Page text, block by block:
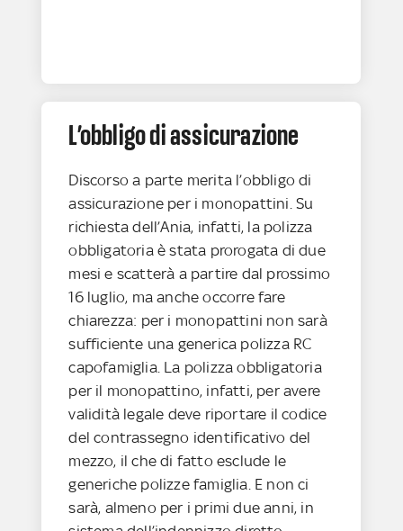
L’obbligo di assicurazione
Discorso a parte merita l’obbligo di
assicurazione per i monopattini. Su
richiesta dell’Ania, infatti, la polizza
obbligatoria è stata prorogata di due
mesi e scatterà a partire dal prossimo
16 luglio, ma anche occorre fare
chiarezza: per i monopattini non sarà
sufficiente una generica polizza RC
capofamiglia. La polizza obbligatoria
per il monopattino, infatti, per avere
validità legale deve riportare il codice
del contrassegno identificativo del
mezzo, il che di fatto esclude le
generiche polizze famiglia. E non ci
sarà, almeno per i primi due anni, in